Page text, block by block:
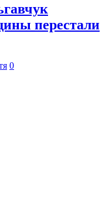
перестали
0